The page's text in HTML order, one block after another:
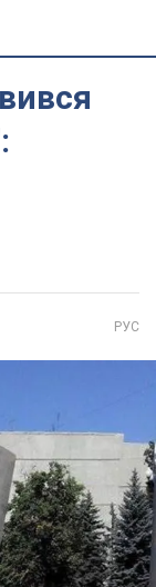
РУС